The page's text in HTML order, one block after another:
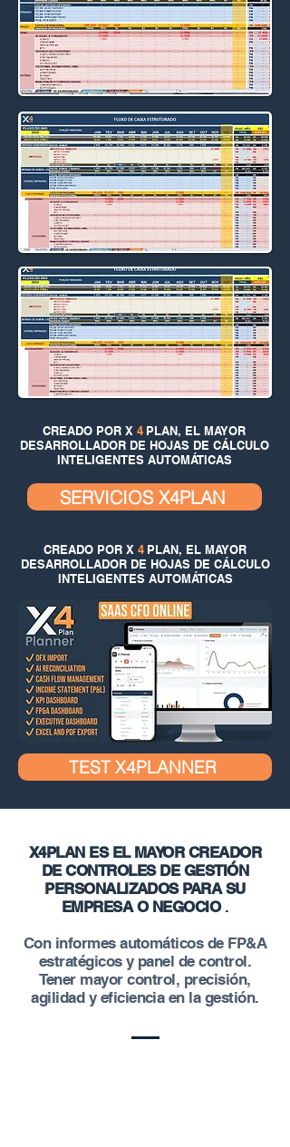
CREADO POR X 4 PLAN, EL MAYOR
DESARROLLADOR DE HOJAS DE CÁLCULO
INTELIGENTES AUTOMÁTICAS
SERVICIOS X4PLAN
CREADO POR X 4 PLAN, EL MAYOR
DESARROLLADOR DE HOJAS DE CÁLCULO
INTELIGENTES AUTOMÁTICAS
TEST X4PLANNER
X4PLAN ES EL MAYOR CREADOR
DE CONTROLES DE GESTIÓN
PERSONALIZADOS PARA SU
EMPRESA O NEGOCIO.
Con informes automáticos de FP&A
estratégicos y panel de control.
Tener mayor control, precisión,
agilidad y eficiencia en la gestión.